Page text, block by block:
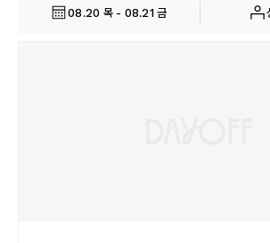
08.20 목 - 08.21 금